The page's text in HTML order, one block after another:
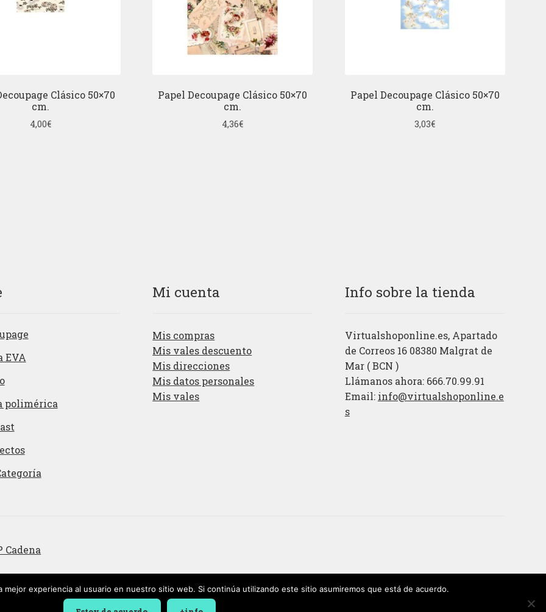
Clásico 50×70
cm.
4,00€
Papel Decoupage Clásico 50×70
cm.
4,36€
Papel Decoupage Clásico 50×70
cm.
3,03€
EVA
polimérica
Mi cuenta
Mis compras
Mis vales descuento
Mis direcciones
Mis datos personales
Mis vales
Info sobre la tienda
Virtualshoponline.es, Apartado
de Correos 16 08380 Malgrat de
Mar ( BCN )
Llámanos ahora: 666.70.99.91
Email: info@virtualshoponline.e
s
Cadena
mejor experiencia al usuario en nuestro sitio web. Si continúa utilizando este sitio asumiremos que está de acuerdo.